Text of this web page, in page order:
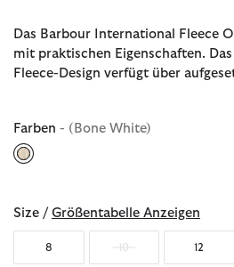
Das Barbour International Fleece
mit praktischen Eigenschaften.
Fleece-Design verfügt über
Farben - (Bone White)
Size / Größentabelle Anzeigen
8 10 12